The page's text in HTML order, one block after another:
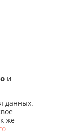
и
данных.
же